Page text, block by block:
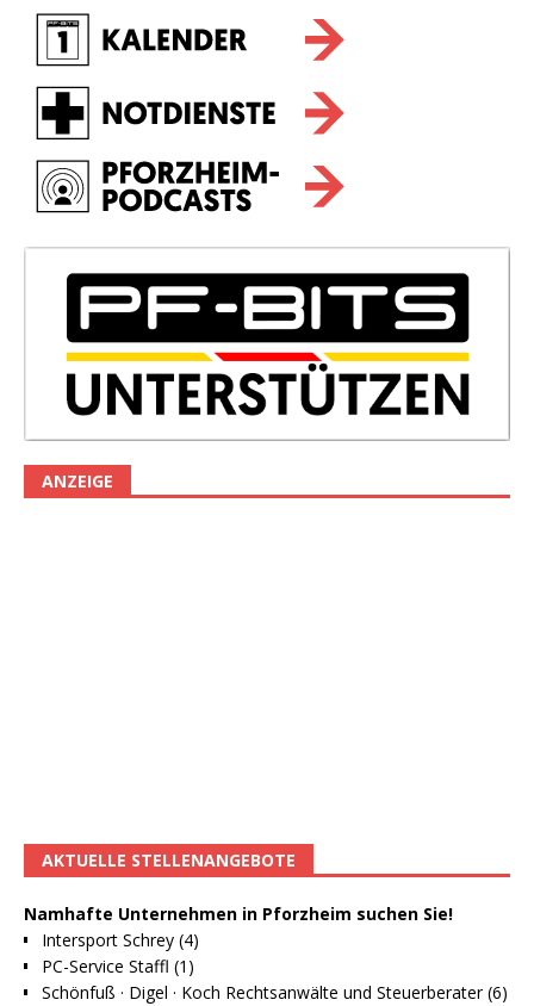
ANZEIGE
AKTUELLE STELLENANGEBOTE
Namhafte Unternehmen in Pforzheim suchen Sie!
Intersport Schrey (4)
PC-Service Staffl (1)
Schönfuß · Digel · Koch Rechtsanwälte und Steuerberater (6)